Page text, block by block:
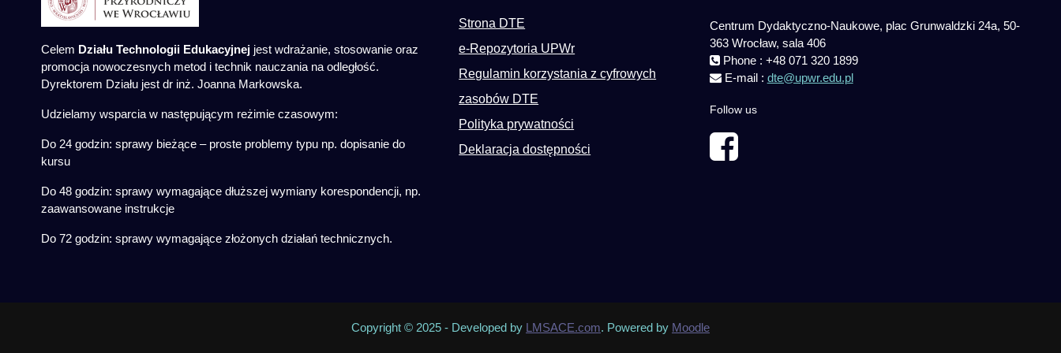
Celem Działu Technologii Edukacyjnej jest wdrażanie, stosowanie oraz
promocja nowoczesnych metod i technik nauczania na odległość.
Dyrektorem Działu jest dr inż. Joanna Markowska.
Udzielamy wsparcia w następującym reżimie czasowym:
Do 24 godzin: sprawy bieżące – proste problemy typu np. dopisanie do
kursu
Do 48 godzin: sprawy wymagające dłuższej wymiany korespondencji, np.
zaawansowane instrukcje
Do 72 godzin: sprawy wymagające złożonych działań technicznych.
Strona DTE
e-Repozytoria UPWr
Regulamin korzystania z cyfrowych
zasobów DTE
Polityka prywatności
Deklaracja dostępności
Centrum Dydaktyczno-Naukowe, plac Grunwaldzki 24a, 50-
363 Wrocław, sala 406
Phone : +48 071 320 1899
E-mail : dte@upwr.edu.pl
Follow us
Copyright © 2025 - Developed by LMSACE.com. Powered by Moodle